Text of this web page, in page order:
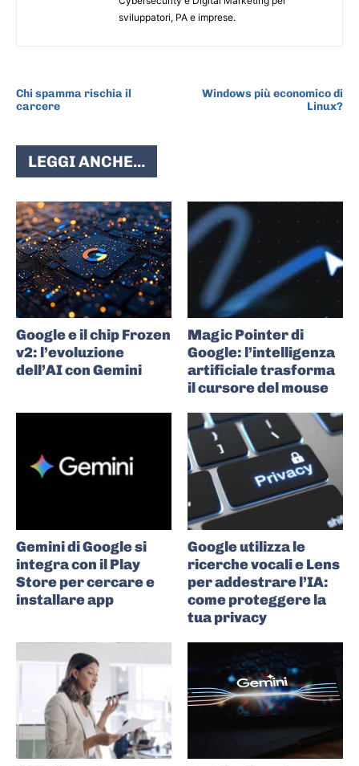
sviluppatori, PA e imprese.
Chi spamma rischia il
carcere
Windows più economico di
Linux?
LEGGI ANCHE...
Google e il chip Frozen
v2: l’evoluzione
dell’AI con Gemini
Magic Pointer di
Google: l’intelligenza
artificiale trasforma
il cursore del mouse
Gemini di Google si
integra con il Play
Store per cercare e
installare app
Google utilizza le
ricerche vocali e Lens
per addestrare l’IA:
come proteggere la
tua privacy